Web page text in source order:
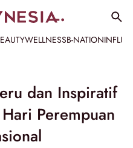
WELLNESSB-NATION
dan Inspiratif
Perempuan